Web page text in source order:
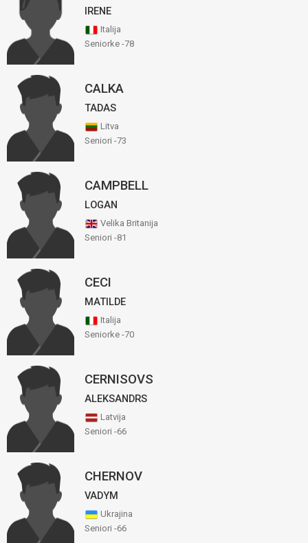
IRENE
Italija
Seniorke -78
CALKA
TADAS
Litva
Seniori -73
CAMPBELL
LOGAN
Velika Britanija
Seniori -81
CECI
MATILDE
Italija
Seniorke -70
CERNISOVS
ALEKSANDRS
Latvija
Seniori -66
CHERNOV
VADYM
Ukrajina
Seniori -66